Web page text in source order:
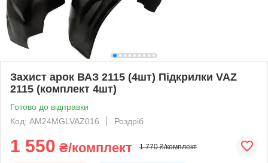
Захист арок ВАЗ 2115 (4шт) Підкрилки VAZ
2115 (комплект 4шт)
Готово до відправки
Код: AM24MGLVAZ016
Роздріб
1 550 ₴/комплект 1 770 ₴/комплект